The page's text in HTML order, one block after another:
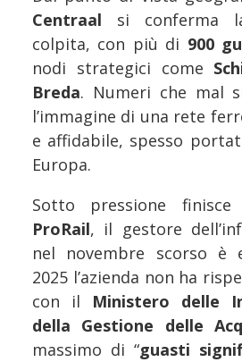
Centraal si conferma
colpita, con più di 900
nodi strategici come
Breda. Numeri che mal
l’immagine di una rete
e affidabile, spesso
Europa.
Sotto pressione finisce
ProRail, il gestore
nel novembre scorso è
2025 l’azienda non ha
con il Ministero delle
della Gestione delle
massimo di “guasti